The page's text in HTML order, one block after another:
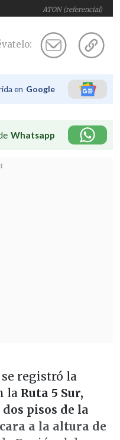
ATON (referencial)
en Google
Whatsapp
registró la
la Ruta 5 Sur,
pisos de la
a la altura de